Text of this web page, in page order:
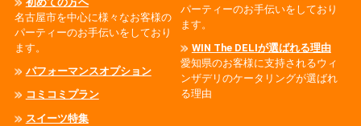
名古屋市を中心に様々なお客様の
パーティーのお手伝いをしており
ます。
パフォーマンスオプション
コミコミプラン
スイーツ特集
パーティーのお手伝いをしており
ます。
WIN The DELIが選ばれる理由
愛知県のお客様に支持されるウィ
ンザデリのケータリングが選ばれ
る理由